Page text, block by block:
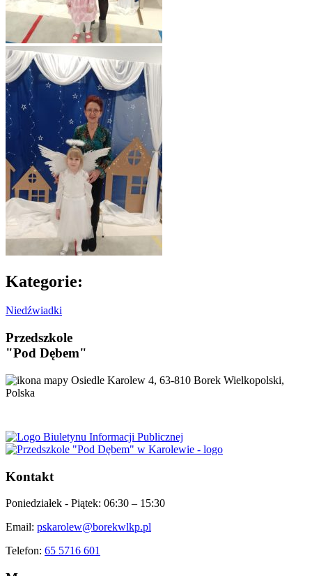
Kategorie:
Niedźwiadki
Przedszkole
"Pod Dębem"
Osiedle Karolew 4, 63-810 Borek Wielkopolski,
Polska
Kontakt
Poniedziałek - Piątek: 06:30 – 15:30
Email: pskarolew@borekwlkp.pl
Telefon: 65 5716 601